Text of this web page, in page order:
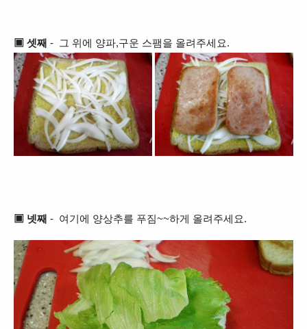
▣ 셋째 - 그 위에 양파,구운 스팸을 올려주세요.
▣ 넷째 - 여기에 양상추를 푸짐~~하게 올려주세요.